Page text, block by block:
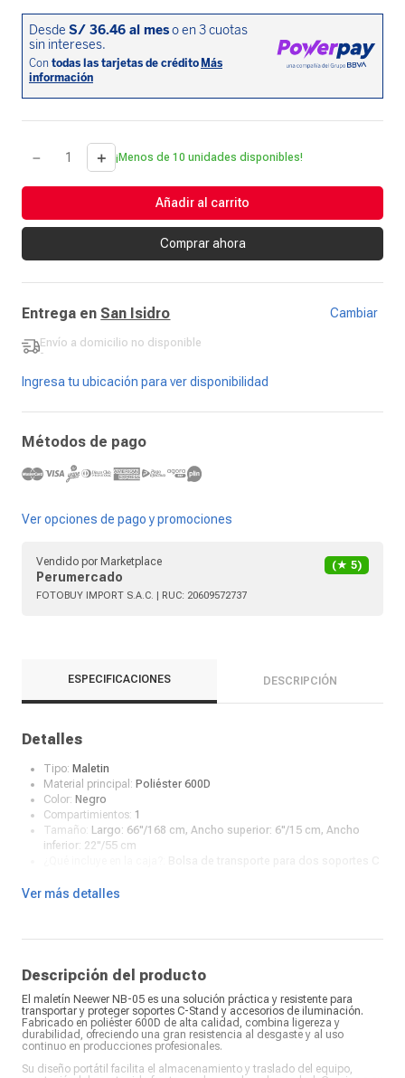
＋
－ ¡Menos de 10 unidades disponibles!
Añadir al carrito
Comprar ahora
Entrega en San Isidro Cambiar
Envío a domicilio no disponible
-
Ingresa tu ubicación para ver disponibilidad
Métodos de pago
Ver opciones de pago y promociones
Vendido por Marketplace
Perumercado
(★ 5)
FOTOBUY IMPORT S.A.C. | RUC: 20609572737
ESPECIFICACIONES DESCRIPCIÓN
Detalles
Tipo: Maletin
Material principal: Poliéster 600D
Color: Negro
Compartimientos: 1
Tamaño: Largo: 66"/168 cm, Ancho superior: 6"/15 cm, Ancho
inferior: 22"/55 cm
Ver más detalles
Descripción del producto
El maletín Neewer NB-05 es una solución práctica y resistente para
transportar y proteger soportes C-Stand y accesorios de iluminación.
Fabricado en poliéster 600D de alta calidad, combina ligereza y
durabilidad, ofreciendo una gran resistencia al desgaste y al uso
continuo en producciones profesionales.
Su diseño portátil facilita el almacenamiento y traslado del equipo,